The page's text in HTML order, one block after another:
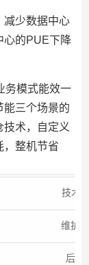
减少数据中心
心的PUE下降
务模式能效一
能三个场景的
技术，自定义
，整机节省
技术
维护
后出